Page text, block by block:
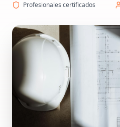
Profesionales certificados